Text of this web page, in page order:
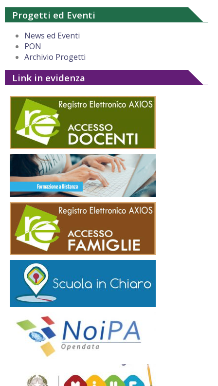
Progetti ed Eventi
News ed Eventi
PON
Archivio Progetti
Link in evidenza